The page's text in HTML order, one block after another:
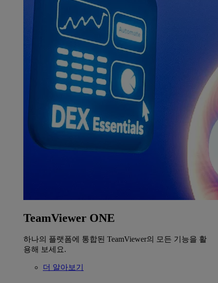
TeamViewer ONE
하나의 플랫폼에 통합된 TeamViewer의 모든 기능을 활
용해 보세요.
더 알아보기